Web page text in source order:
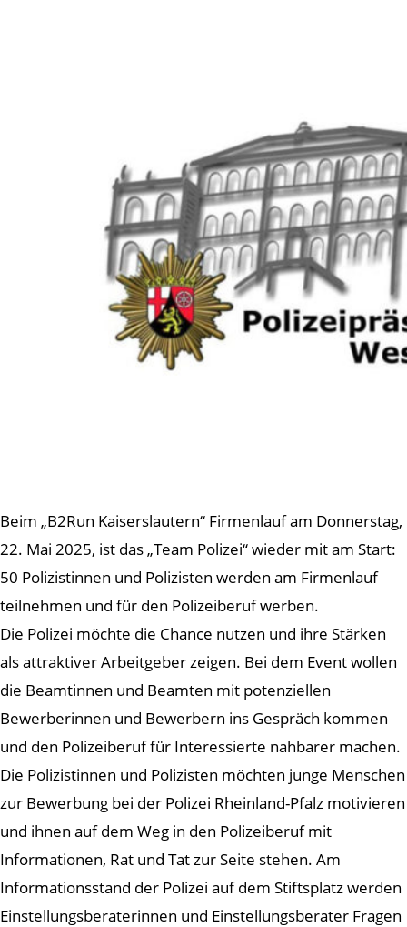
Beim „B2Run Kaiserslautern“ Firmenlauf am Donnerstag,
22. Mai 2025, ist das „Team Polizei“ wieder mit am Start:
50 Polizistinnen und Polizisten werden am Firmenlauf
teilnehmen und für den Polizeiberuf werben.
Die Polizei möchte die Chance nutzen und ihre Stärken
als attraktiver Arbeitgeber zeigen. Bei dem Event wollen
die Beamtinnen und Beamten mit potenziellen
Bewerberinnen und Bewerbern ins Gespräch kommen
und den Polizeiberuf für Interessierte nahbarer machen.
Die Polizistinnen und Polizisten möchten junge Menschen
zur Bewerbung bei der Polizei Rheinland-Pfalz motivieren
und ihnen auf dem Weg in den Polizeiberuf mit
Informationen, Rat und Tat zur Seite stehen. Am
Informationsstand der Polizei auf dem Stiftsplatz werden
Einstellungsberaterinnen und Einstellungsberater Fragen